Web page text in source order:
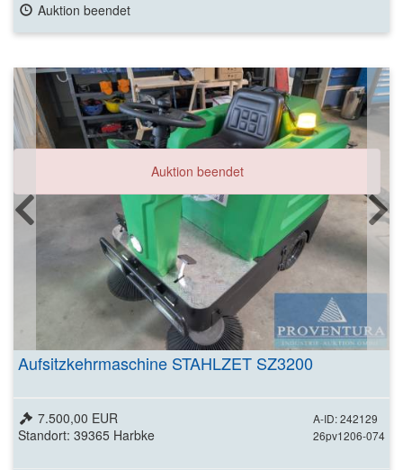
Auktion beendet
Auktion beendet
Aufsitzkehrmaschine STAHLZET SZ3200
A-ID: 242129
26pv1206-074
7.500,00 EUR
Standort: 39365 Harbke